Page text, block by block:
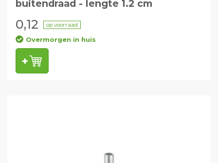
buitendraad - lengte 1.2 cm
0,12 op voorraad
Overmorgen in huis